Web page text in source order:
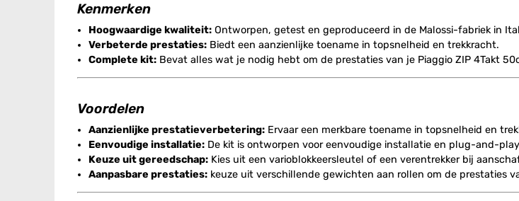
Kenmerken
Hoogwaardige kwaliteit:Ontworpen, getest en geproduceerd in de Malossi-fabriek in
Verbeterde prestaties:Biedt een aanzienlijke toename in topsnelheid en trekkracht.
Complete kit:Bevat alles wat je nodig hebt om de prestaties van je Piaggio ZIP 4Takt
Voordelen
Aanzienlijke prestatieverbetering:Ervaar een merkbare toename in topsnelheid en
Eenvoudige installatie:De kit is ontworpen voor eenvoudige installatie en plug-and-
Keuze uit gereedschap:Kies uit een varioblokkeersleutel of een verentrekker bij
Aanpasbare prestaties:keuze uit verschillende gewichten aan rollen om de prestaties